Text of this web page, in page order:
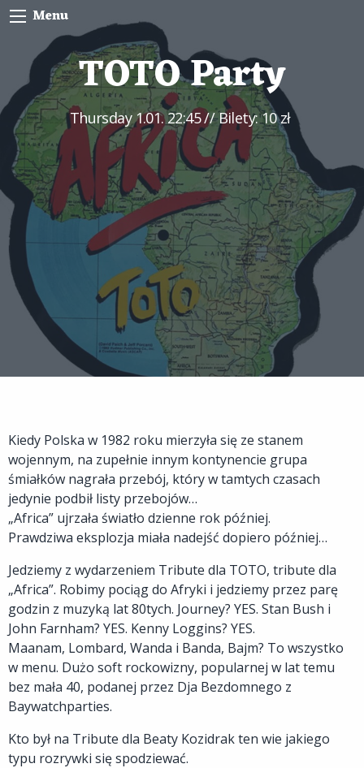
Menu
TOTO Party
Thursday1.01. 22:45// Bilety: 10 zł
Kiedy Polska w 1982 roku mierzyła się ze stanem
wojennym, na zupełnie innym kontynencie grupa
śmiałków nagrała przebój, który w tamtych czasach
jedynie podbił listy przebojów…
„Africa” ujrzała światło dzienne rok później.
Prawdziwa eksplozja miała nadejść dopiero później…
Jedziemy z wydarzeniem Tribute dla TOTO, tribute dla
„Africa”. Robimy pociąg do Afryki i jedziemy przez parę
godzin z muzyką lat 80tych. Journey? YES. Stan Bush i
John Farnham? YES. Kenny Loggins? YES.
Maanam, Lombard, Wanda i Banda, Bajm? To wszystko
w menu. Dużo soft rockowizny, popularnej w lat temu
bez mała 40, podanej przez Dja Bezdomnego z
Baywatchparties.
Kto był na Tribute dla Beaty Kozidrak ten wie jakiego
typu rozrywki się spodziewać.